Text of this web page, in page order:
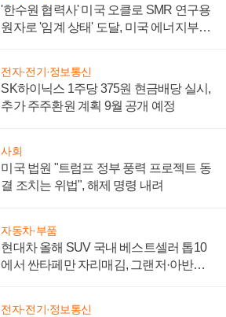
'한수원 협력사' 미국 오클로 SMR 연구용
원자로 '임계 상태' 도달, 미국 에너지부
전자·전기·정보통신
SK하이닉스 1주당 375원 현금배당 실시,
추가 주주환원 계획 9월 공개 예정
사회
미국 법원 "트럼프 정부 풍력 프로젝트 동
결 조치는 위법", 해제 명령 내려
자동차·부품
현대차 올해 SUV 국내 베스트셀러 톱10
에서 싼타페만 자리매김, 그랜저·아반떼
전자·전기·정보통신